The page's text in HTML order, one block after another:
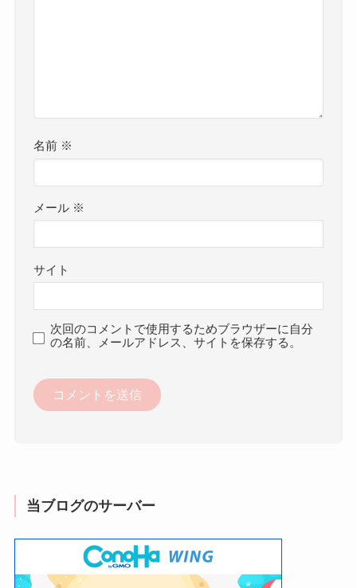
名前 ※
メール ※
サイト
次回のコメントで使用するためブラウザーに自分
の名前、メールアドレス、サイトを保存する。
当ブログのサーバー